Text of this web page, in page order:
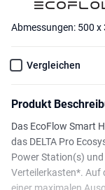
Abmessungen: 500 x
Vergleichen
Produkt
Das EcoFlow Smart
das DELTA Pro
Power Station(s)
Verteilerkasten*. Auf